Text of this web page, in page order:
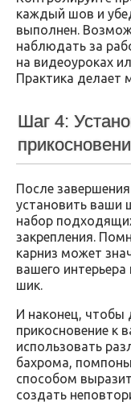
каждый шов и
выполнен.
наблюдать за
на видеоуроках
Практика делает
Шаг 4:
После
установить ваши
набор
закрепления.
карниз может
вашего
шик.
И наконец, чтобы
прикосновение
использовать
бахрома,
способом
создать